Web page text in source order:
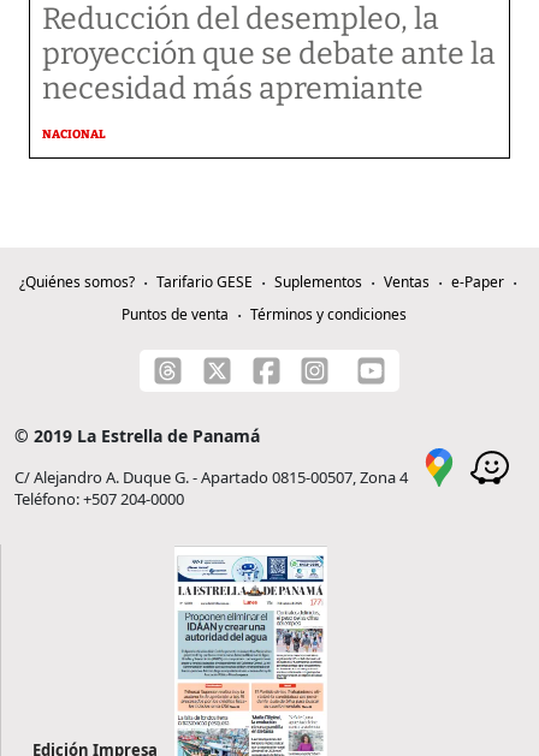
Reducción del desempleo, la
proyección que se debate ante la
necesidad más apremiante
NACIONAL
¿Quiénes somos? Tarifario GESE Suplementos Ventas
e-Paper
Puntos de venta
Términos y condiciones
© 2019 La Estrella de Panamá
C/ Alejandro A. Duque G. - Apartado 0815-00507, Zona 4
Teléfono: +507 204-0000
Edición Impresa